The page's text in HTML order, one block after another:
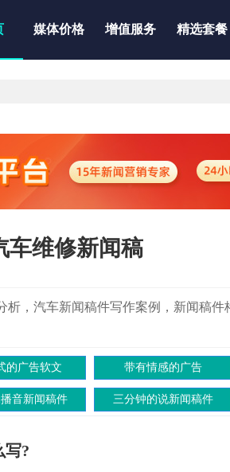
媒体价格 增值服务 精选套餐
车维修新闻稿
，汽车新闻稿件写作案例，新闻稿件
的广告软文 带有情感的广告
音新闻稿件 三分钟的说新闻稿件
写?